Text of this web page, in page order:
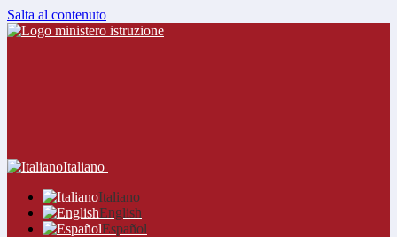
Salta al contenuto
Italiano
Italiano
English
Español